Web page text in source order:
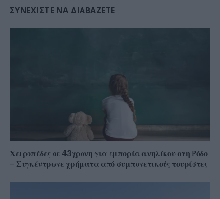
ΣΥΝΕΧΊΣΤΕ ΝΑ ΔΙΑΒΆΖΕΤΕ
Χειροπέδες σε 43χρονη για εμπορία ανηλίκου στη Ρόδο
– Συγκέντρωνε χρήματα από συμπονετικούς τουρίστες